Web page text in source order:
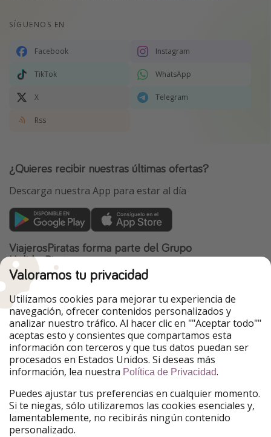
SÍGUENOS EN
Facebook Instagram
TikTok WhatsApp
X Telegram
Rss
¿Quieres recibir nuestras últimas ofertas?
Descarga nuestra App para estar al día
ViajerosPiratas forma parte del Grupo
HolidayPirates
Nuestros mercados
PiratinViaggio
HolidayPirates
VakantiePiraten
WakacyjniPiraci
VoyagesPirates
Ferienpiraten
Urlaubspiraten
Urlaubspiraten
TravelPirates
Nuestro grupo
HolidayPirates Group
Conócenos mejor Información legal
Valoramos tu privacidad
Utilizamos cookies para mejorar tu experiencia de
navegación, ofrecer contenidos personalizados y
analizar nuestro tráfico. Al hacer clic en ""Aceptar todo""
aceptas esto y consientes que compartamos esta
información con terceros y que tus datos puedan ser
procesados en Estados Unidos. Si deseas más
información, lea nuestra Política de Privacidad.
Puedes ajustar tus preferencias en cualquier momento.
Si te niegas, sólo utilizaremos las cookies esenciales y,
lamentablemente, no recibirás ningún contenido
personalizado.